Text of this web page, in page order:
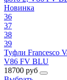
Новинка
36
37
38
39
Туфли Francesco
V86 FV BLU
18700 руб